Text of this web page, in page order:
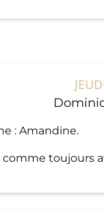
: Amandine.
comme toujours